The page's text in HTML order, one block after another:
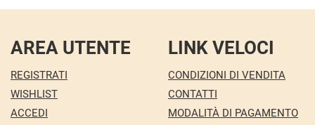
AREA UTENTE
REGISTRATI
WISHLIST
ACCEDI
LINK VELOCI
CONDIZIONI DI VENDITA
CONTATTI
MODALITÀ DI PAGAMENTO